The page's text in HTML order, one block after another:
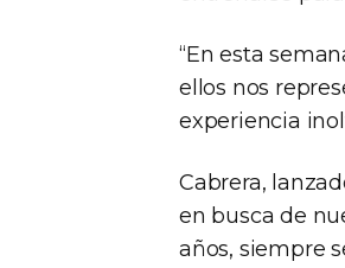
“En esta
ellos nos
experiencia
Cabrera,
en busca de
años, siempre